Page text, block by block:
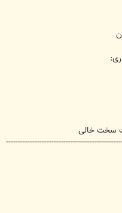
سخت خالی